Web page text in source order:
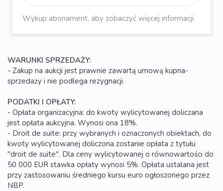
Wykup abonament, aby zobaczyć więcej informacji
WARUNKI SPRZEDAŻY:
- Zakup na aukcji jest prawnie zawartą umową kupna-
sprzedaży i nie podlega rezygnacji.
PODATKI I OPŁATY:
- Opłata organizacyjna: do kwoty wylicytowanej doliczana
jest opłata aukcyjna. Wynosi ona 18%.
- Droit de suite: przy wybranych i oznaczonych obiektach, do
kwoty wylicytowanej doliczona zostanie opłata z tytułu
"droit de suite". Dla ceny wylicytowanej o równowartości do
50 000 EUR stawka opłaty wynosi 5%. Opłata ustalana jest
przy zastosowaniu średniego kursu euro ogłoszonego przez
NBP.